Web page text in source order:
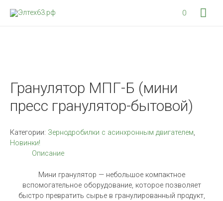
0
Гранулятор МПГ-Б (мини
пресс гранулятор-бытовой)
Категории: Зернодробилки с асинхронным двигателем,
Новинки!
Описание
Мини гранулятор — небольшое компактное
вспомогательное оборудование, которое позволяет
быстро превратить сырье в гранулированный продукт,